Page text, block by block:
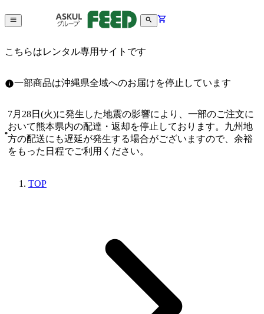
こちらはレンタル専用サイトです
一部商品は沖縄県全域へのお届けを停止しています
7月28日(火)に発生した地震の影響により、一部のご注文に
おいて熊本県内の配達・返却を停止しております。九州地
方の配送にも遅延が発生する場合がございますので、余裕
をもった日程でご利用ください。
TOP